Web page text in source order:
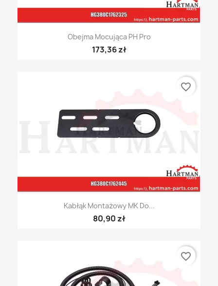
Obejma Mocująca PH Pro
173,36 zł
Kabłąk Montażowy MK Do...
80,90 zł
favorite_border
favorite_border